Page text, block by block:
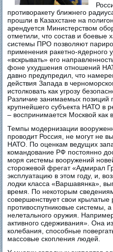
противоракету ближнего
прошли в Казахстане на
арендуется Министерством
отметили, что состав и боевые
системы ПРО позволяют
применения ракетно-ядерного
«вскрывать» его
фоне ухудшения отношений
давно предупредил, что
действия Запада в
истолковать как угрозу
Различие занимаемых позиций
крупнейшего субъекта НАТО в
– воспринимается Москвой как
Темпы модернизации
проводит Россия, не могут не
НАТО. По оценкам ведущих
командование РФ постоянно
моря системы вооружений
сторожевой фрегат «Адмирал
эксплуатацию в этом году, и,
лодки класса «Варшавянка»,
время. По некоторым
совершенствует свои крылатые
противоспутниковые системы,
нелетального оружия.
активного сдерживания». Она
колебания, способные
массовые скопления людей.